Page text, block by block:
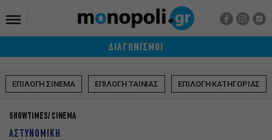
ΔΙΑΓΩΝΙΣΜΟΙ
ΕΠΙΛΟΓΗ ΣΙΝΕΜΑ ΕΠΙΛΟΓΗ ΤΑΙΝΙΑΣ ΕΠΙΛΟΓΗ ΚΑΤΗΓΟΡΙΑΣ
SHOWTIMES CINEMA
ΑΣΤΥΝΟΜΙΚΗ